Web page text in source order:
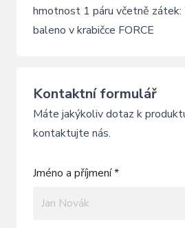
hmotnost 1 páru včetně zátek:
baleno v krabičce FORCE
Kontaktní formulář
Máte jakýkoliv dotaz k
kontaktujte nás.
Jméno a příjmení *